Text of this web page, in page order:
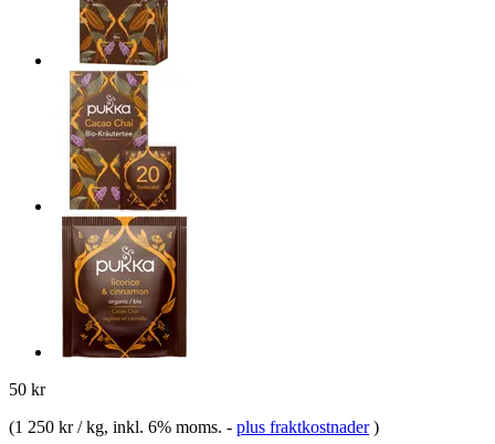
50 kr
(1 250 kr / kg, inkl. 6% moms. - plus fraktkostnader )